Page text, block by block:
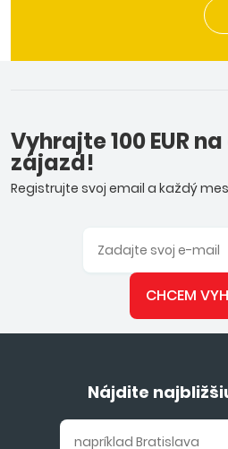
Vyhrajte 100 EUR
zájazd!
Registrujte svoj email a každý
CHCEM
Nájdite